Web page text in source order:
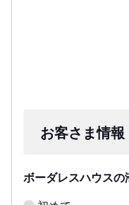
お客さま情報
ボーダレスハウスの